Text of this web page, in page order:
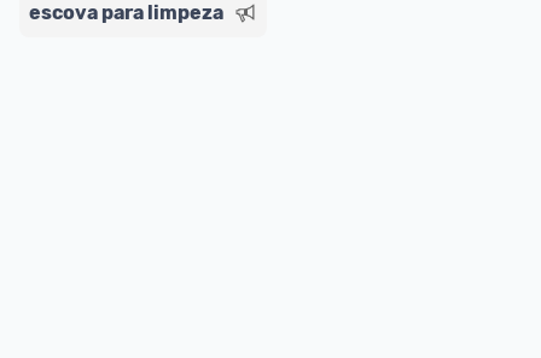
escova para limpeza